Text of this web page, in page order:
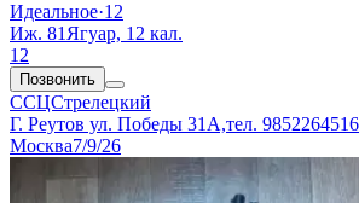
Идеальное·12
Иж. 81Ягуар, 12 кал.
12
Позвонить
ССЦСтрелецкий
Г. Реутов ул. Победы 31А,тел.
Москва7/9/26